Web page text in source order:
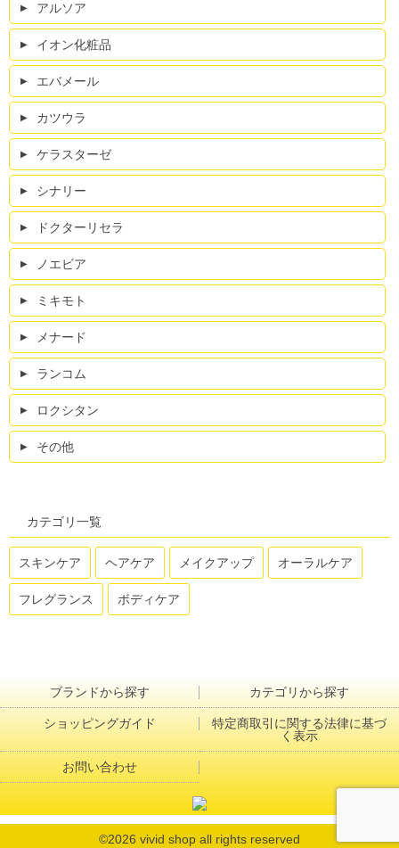
アルソア
イオン化粧品
エバメール
カツウラ
ケラスターゼ
シナリー
ドクターリセラ
ノエビア
ミキモト
メナード
ランコム
ロクシタン
その他
カテゴリ一覧
スキンケア ヘアケア メイクアップ オーラルケア
フレグランス ボディケア
ブランドから探す カテゴリから探す
ショッピングガイド
特定商取引に関する法律に基づ
く表示
お問い合わせ
©2026 vivid shop all rights reserved